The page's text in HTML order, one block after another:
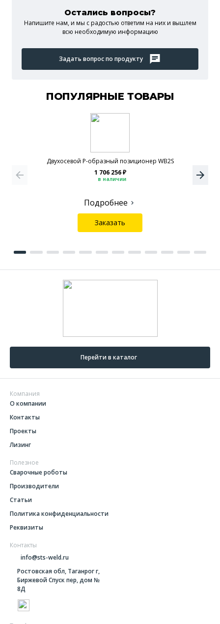
Остались вопросы?
Напишите нам, и мы c радостью ответим на них и вышлем
всю необходимую информацию
Задать вопрос по продукту
ПОПУЛЯРНЫЕ ТОВАРЫ
Двухосевой P-образный позиционер WB2S
1 706 256 ₽
в наличии
Подробнее
Заказать
Перейти в каталог
Компания
О компании
Контакты
Проекты
Лизинг
Полезное
Сварочные роботы
Производители
Статьи
Политика конфиденциальности
Реквизиты
Контакты
info@sts-weld.ru
Ростовская обл, Таганрог г,
Биржевой Спуск пер, дом №
8Д